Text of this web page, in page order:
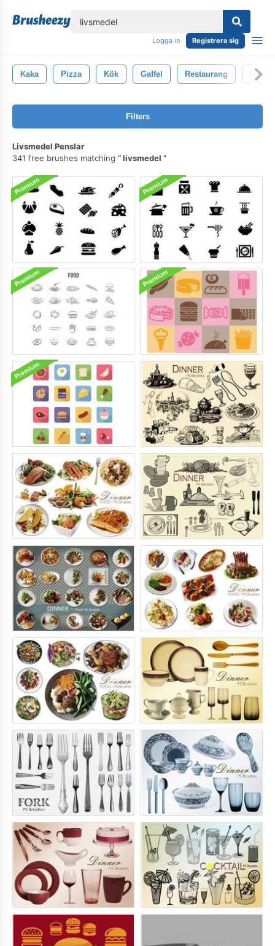
Logga in Registrera sig
Kaka Pizza Kök Gaffel Restaurang
Filters
Livsmedel Penslar
341 free brushes matching
livsmedel